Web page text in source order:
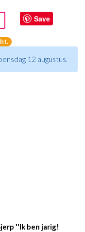
Save
12 augustus.
''Ik ben jarig!